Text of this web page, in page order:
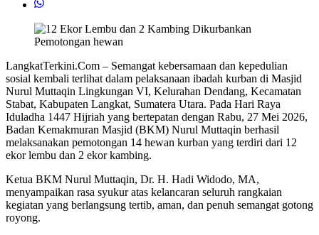
Pemotongan hewan
LangkatTerkini.Com – Semangat kebersamaan dan kepedulian
sosial kembali terlihat dalam pelaksanaan ibadah kurban di Masjid
Nurul Muttaqin Lingkungan VI, Kelurahan Dendang, Kecamatan
Stabat, Kabupaten Langkat, Sumatera Utara. Pada Hari Raya
Iduladha 1447 Hijriah yang bertepatan dengan Rabu, 27 Mei 2026,
Badan Kemakmuran Masjid (BKM) Nurul Muttaqin berhasil
melaksanakan pemotongan 14 hewan kurban yang terdiri dari 12
ekor lembu dan 2 ekor kambing.
Ketua BKM Nurul Muttaqin, Dr. H. Hadi Widodo, MA,
menyampaikan rasa syukur atas kelancaran seluruh rangkaian
kegiatan yang berlangsung tertib, aman, dan penuh semangat gotong
royong.